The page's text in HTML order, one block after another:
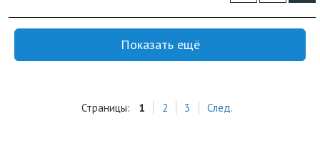
Показать ещё
Страницы: 1 2 3 След.